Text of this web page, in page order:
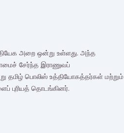
அறை ஒன்று உள்ளது. அந்த
சேர்ந்த இராணுவப்
தமிழ் பொலிஸ் உத்தியோகத்தர்கள் மற்றும்
புரியத் தொடங்கினர்.